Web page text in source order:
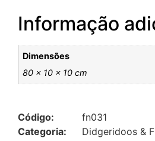
Informação
Dimensões
80 × 10 × 10 cm
Código:
fn031
Categoria:
Didgeridoos &